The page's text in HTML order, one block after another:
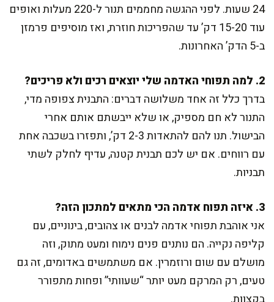
24 שעות. לפני ההגשה מחממים תנור ל-220 מעלות ואופים
עוד 15-20 דק’ עד שהפריכות חוזרת, ואז מוסיפים פרמזן
ב-5 הדק’ האחרונות.
2. למה תפוחי האדמה שלי יוצאים רכים ולא פריכים?
בדרך כלל זה אחד משלושה דברים: התבנית צפופה מדי,
התנור לא חם מספיק, או שלא ייבשתם אותם אחרי
הבישול. תנו להם להתאדות 2-3 דק’, ותפזרו בשכבה אחת
עם רווחים. אם יש לכם תבנית קטנה, עדיף לחלק לשתי
תבניות.
3. איזה תפוח אדמה הכי מתאים למתכון הזה?
אני אוהבת תפוחי אדמה לבנים או צהובים, בינוניים, עם
קליפה נקייה. הם נותנים פנים נימוח ומעט מתוק, וזה
מושלם עם שום ורוזמרין. אם משתמשים באדומים, זה גם
טעים, רק המרקם מעט יותר “שעוותי” ופחות מתפורר